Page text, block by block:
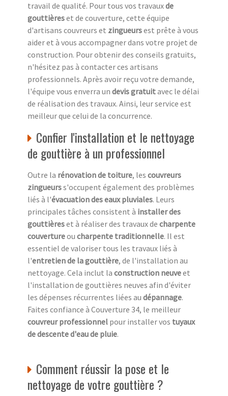
travail de qualité. Pour tous vos travauxde
gouttièreset de couverture, cette équipe
d'artisans couvreurs et zingueursest prête à vous
aider et à vous accompagner dans votre projet de
construction. Pour obtenir des conseils gratuits,
n'hésitez pas à contacter ces artisans
professionnels. Après avoir reçu votre demande,
l'équipe vous enverra un devis gratuitavec le délai
de réalisation des travaux. Ainsi, leur service est
meilleur que celui de la concurrence.
Confier l'installation et le nettoyage
de gouttière à un professionnel
Outre la rénovation de toiture, les couvreurs
zingueurss'occupent également des problèmes
liés à l'évacuation des eaux pluviales. Leurs
principales tâches consistent à installer des
gouttièreset à réaliser des travaux de charpente
couvertureou charpente traditionnelle. Il est
essentiel de valoriser tous les travaux liés à
l'entretien de la gouttière, de l'installation au
nettoyage. Cela inclut la construction neuveet
l'installation de gouttières neuves afin d'éviter
les dépenses récurrentes liées au dépannage.
Faites confiance à Couverture 34, le meilleur
couvreur professionnel pour installer vos tuyaux
de descente d'eau de pluie.
Comment réussir la pose et le
nettoyage de votre gouttière ?